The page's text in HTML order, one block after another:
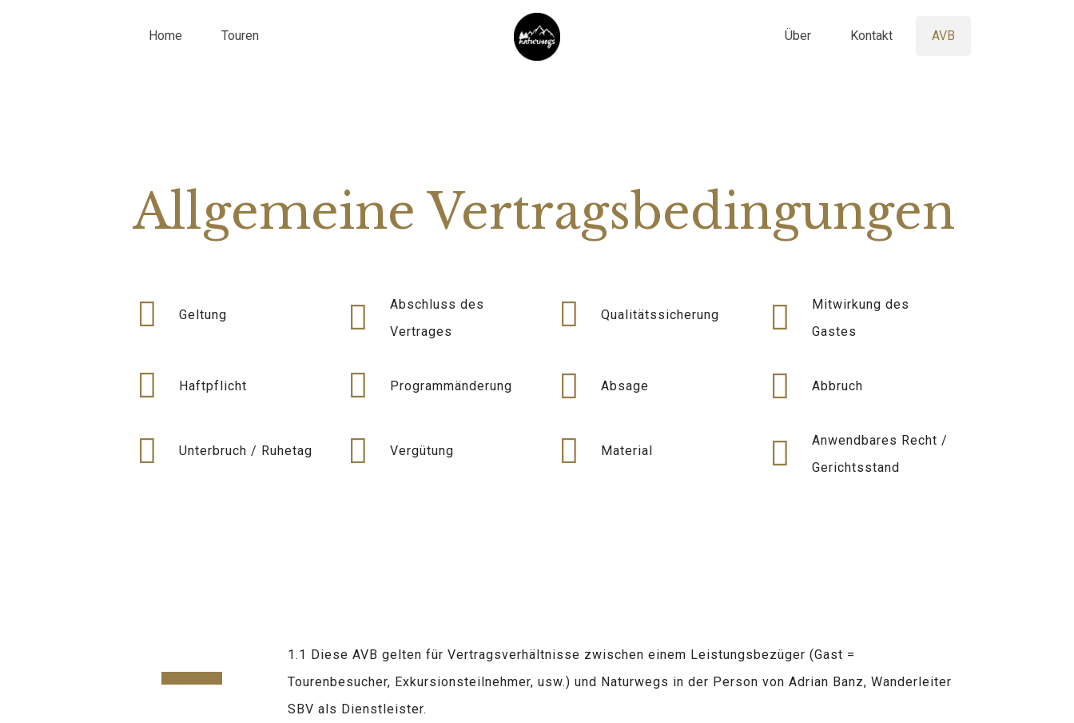
Home Touren Über Kontakt AVB
Allgemeine Vertragsbedingungen
Geltung
Abschluss des
Vertrages
Qualitätssicherung
Mitwirkung des
Gastes
Haftpflicht Programmänderung Absage Abbruch
Unterbruch / Ruhetag Vergütung Material
Anwendbares Recht /
Gerichtsstand
1.1 Diese AVB gelten für Vertragsverhältnisse zwischen einem Leistungsbezüger (Gast =
Tourenbesucher, Exkursionsteilnehmer, usw.) und Naturwegs in der Person von Adrian Banz, Wanderleiter
SBV als Dienstleister.